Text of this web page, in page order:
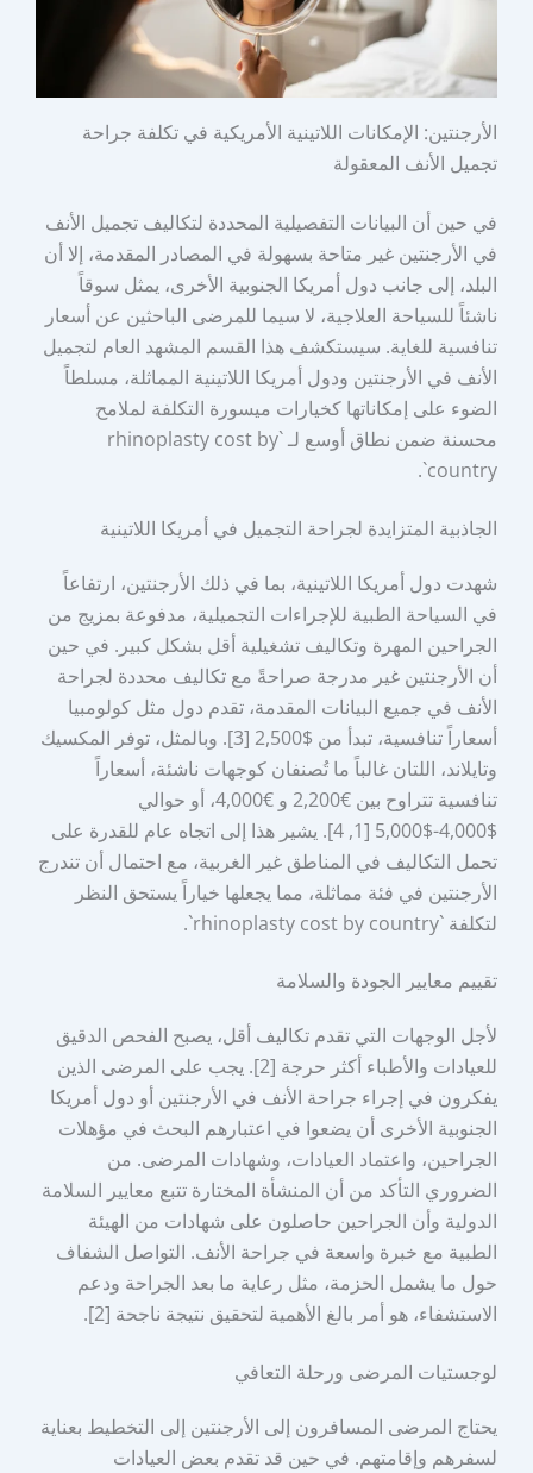
الأرجنتين: الإمكانات اللاتينية الأمريكية في تكلفة جراحة
تجميل الأنف المعقولة
في حين أن البيانات التفصيلية المحددة لتكاليف تجميل الأنف
في الأرجنتين غير متاحة بسهولة في المصادر المقدمة، إلا أن
البلد، إلى جانب دول أمريكا الجنوبية الأخرى، يمثل سوقاً
ناشئاً للسياحة العلاجية، لا سيما للمرضى الباحثين عن أسعار
تنافسية للغاية. سيستكشف هذا القسم المشهد العام لتجميل
الأنف في الأرجنتين ودول أمريكا اللاتينية المماثلة، مسلطاً
الضوء على إمكاناتها كخيارات ميسورة التكلفة لملامح
محسنة ضمن نطاق أوسع لـ `rhinoplasty cost by
country`.
الجاذبية المتزايدة لجراحة التجميل في أمريكا اللاتينية
شهدت دول أمريكا اللاتينية، بما في ذلك الأرجنتين، ارتفاعاً
في السياحة الطبية للإجراءات التجميلية، مدفوعة بمزيج من
الجراحين المهرة وتكاليف تشغيلية أقل بشكل كبير. في حين
أن الأرجنتين غير مدرجة صراحةً مع تكاليف محددة لجراحة
الأنف في جميع البيانات المقدمة، تقدم دول مثل كولومبيا
أسعاراً تنافسية، تبدأ من $2,500 [3]. وبالمثل، توفر المكسيك
وتايلاند، اللتان غالباً ما تُصنفان كوجهات ناشئة، أسعاراً
تنافسية تتراوح بين €2,200 و €4,000، أو حوالي
$4,000-$5,000 [1, 4]. يشير هذا إلى اتجاه عام للقدرة على
تحمل التكاليف في المناطق غير الغربية، مع احتمال أن تندرج
الأرجنتين في فئة مماثلة، مما يجعلها خياراً يستحق النظر
لتكلفة `rhinoplasty cost by country`.
تقييم معايير الجودة والسلامة
لأجل الوجهات التي تقدم تكاليف أقل، يصبح الفحص الدقيق
للعيادات والأطباء أكثر حرجة [2]. يجب على المرضى الذين
يفكرون في إجراء جراحة الأنف في الأرجنتين أو دول أمريكا
الجنوبية الأخرى أن يضعوا في اعتبارهم البحث في مؤهلات
الجراحين، واعتماد العيادات، وشهادات المرضى. من
الضروري التأكد من أن المنشأة المختارة تتبع معايير السلامة
الدولية وأن الجراحين حاصلون على شهادات من الهيئة
الطبية مع خبرة واسعة في جراحة الأنف. التواصل الشفاف
حول ما يشمل الحزمة، مثل رعاية ما بعد الجراحة ودعم
الاستشفاء، هو أمر بالغ الأهمية لتحقيق نتيجة ناجحة [2].
لوجستيات المرضى ورحلة التعافي
يحتاج المرضى المسافرون إلى الأرجنتين إلى التخطيط بعناية
لسفرهم وإقامتهم. في حين قد تقدم بعض العيادات